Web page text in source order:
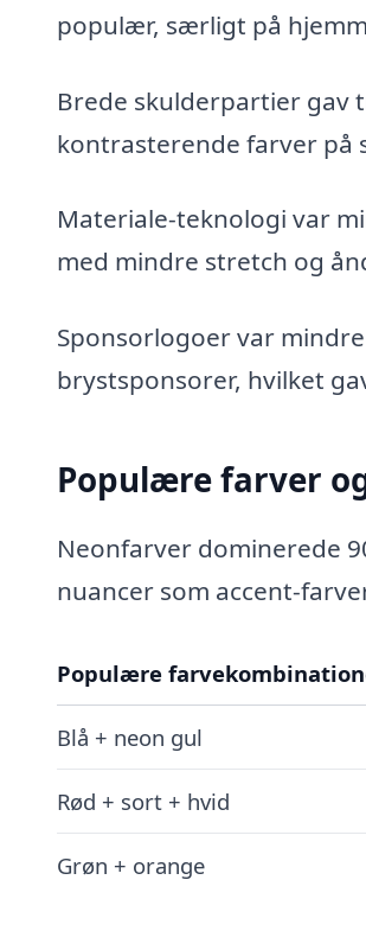
populær, særligt på
Brede skulderpartier gav
kontrasterende farver på
Materiale-teknologi var
med mindre stretch og
Sponsorlogoer var
brystsponsorer, hvilket
Populære farver
Neonfarver dominerede
nuancer som accent-
Populære
Blå + neon gul
Rød + sort + hvid
Grøn + orange